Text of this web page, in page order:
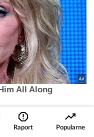
Raport
Popularne